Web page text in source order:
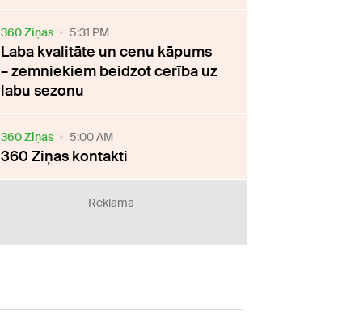
360 Ziņas 5:31 PM
Laba kvalitāte un cenu kāpums
– zemniekiem beidzot cerība uz
labu sezonu
360 Ziņas 5:00 AM
360 Ziņas kontakti
Reklāma